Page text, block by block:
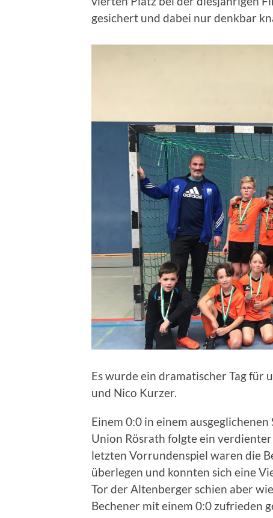
gesichert und dabei nur denkbar
Es wurde ein dramatischer Tag für
und Nico Kurzer.
Einem 0:0 in einem
Union Rösrath folgte ein verdienter
letzten Vorrundenspiel waren die
überlegen und konnten sich eine
Tor der Altenberger schien aber
Bechener mit einem 0:0 zufrieden